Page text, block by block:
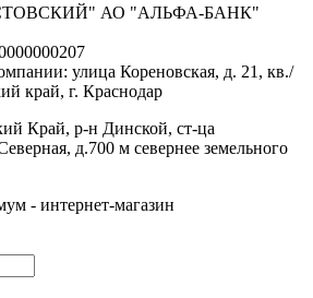
АО "АЛЬФА-БАНК"
улица Кореновская, д. 21, кв./
край, г. Краснодар
Край, р-н Динской, ст-ца
д.700 м севернее земельного
- интернет-магазин